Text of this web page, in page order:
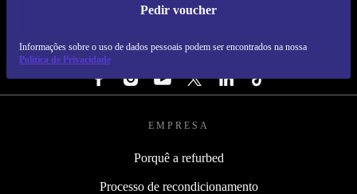
Pedir voucher
Informações sobre o uso de dados pessoais podem ser encontrados na nossa
Política de Privacidade
REFURBED PORTUGAL - RETHINK NEW.
SEGUE-NOS
EMPRESA
Porquê a refurbed
Processo de recondicionamento